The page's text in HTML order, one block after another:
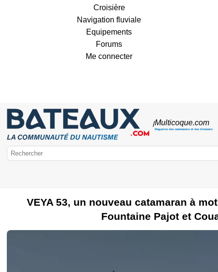
Croisière
Navigation fluviale
Equipements
Forums
Me connecter
/Multicoque.com
Magazine des catamarans et des trimarans
Bateaux.com
Marques de multicoques ULTIME Catamaran
VEYA 53, un nouveau catamaran à
Fountaine Pajot et